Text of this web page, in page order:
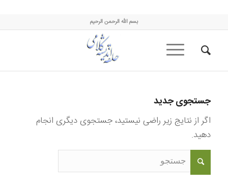
بسم الله الرحمن الرحیم
جستجوی جدید
اگر از نتایج زیر راضی نیستید، جستجوی دیگری انجام
دهید.